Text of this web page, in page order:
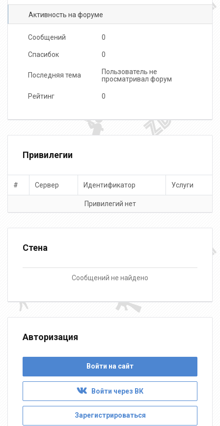
Активность на форуме
Сообщений 0
Спасибок 0
Последняя тема
Пользователь не
просматривал форум
Рейтинг 0
Привилегии
# Сервер Идентификатор Услуги
Привилегий нет
Стена
Сообщений не найдено
Авторизация
Войти на сайт
Войти через ВК
Зарегистрироваться